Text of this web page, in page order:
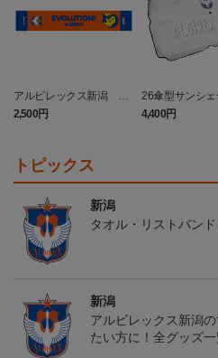
アルビレックス新潟 ピ
カチュウ タオルマフラー
2,500円
26傘型サンシェ
4,400円
トピックス
新潟
タオル・リストバン
新潟
アルビレックス新潟
たい方に！全グッズ一